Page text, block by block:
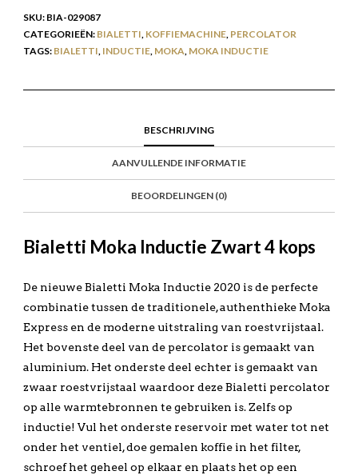
SKU: BIA-029087
CATEGORIEËN: BIALETTI, KOFFIEMACHINE, PERCOLATOR
TAGS: BIALETTI, INDUCTIE, MOKA, MOKA INDUCTIE
BESCHRIJVING
AANVULLENDE INFORMATIE
BEOORDELINGEN (0)
Bialetti Moka Inductie Zwart 4 kops
De nieuwe Bialetti Moka Inductie 2020 is de perfecte
combinatie tussen de traditionele, authenthieke Moka
Express en de moderne uitstraling van roestvrijstaal.
Het bovenste deel van de percolator is gemaakt van
aluminium. Het onderste deel echter is gemaakt van
zwaar roestvrijstaal waardoor deze Bialetti percolator
op alle warmtebronnen te gebruiken is. Zelfs op
inductie! Vul het onderste reservoir met water tot net
onder het ventiel, doe gemalen koffie in het filter,
schroef het geheel op elkaar en plaats het op een